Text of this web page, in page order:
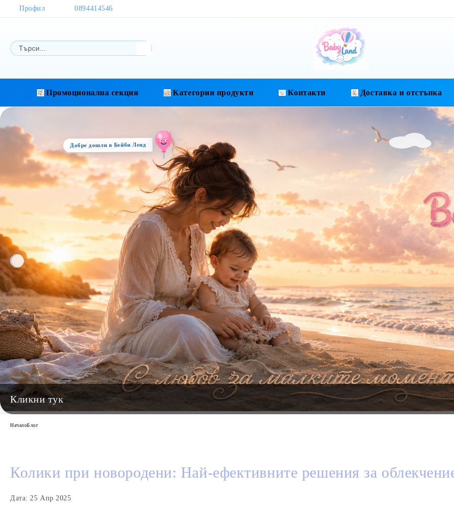
Профил 0894414546
Промоционална секция Категории продукти Контакти Доставка и отстъпка
Добре дошли в Бейби Ленд
НачалоБлог
Колики при новородени: Най-ефективните решения за
Дата: 25 Апр 2025